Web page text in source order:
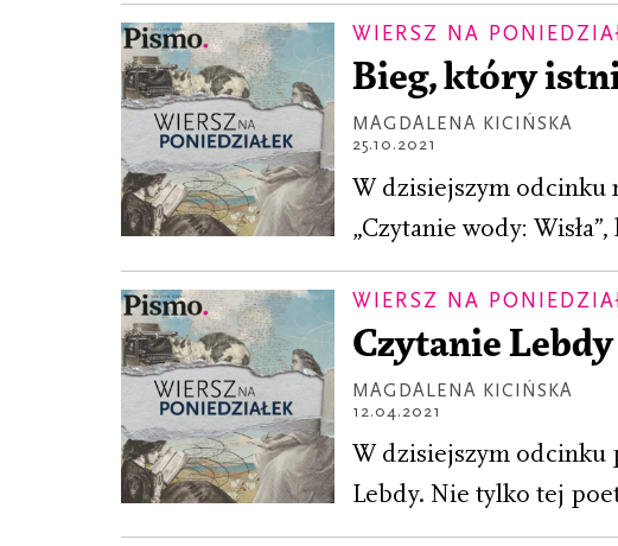
WIERSZ NA
Bieg, który
MAGDALENA KICIŃSKA
25.10.2021
W dzisiejszym odcinku
„Czytanie wody:
WIERSZ NA
Czytanie Lebdy
MAGDALENA KICIŃSKA
12.04.2021
W dzisiejszym odcinku
Lebdy. Nie tylko tej